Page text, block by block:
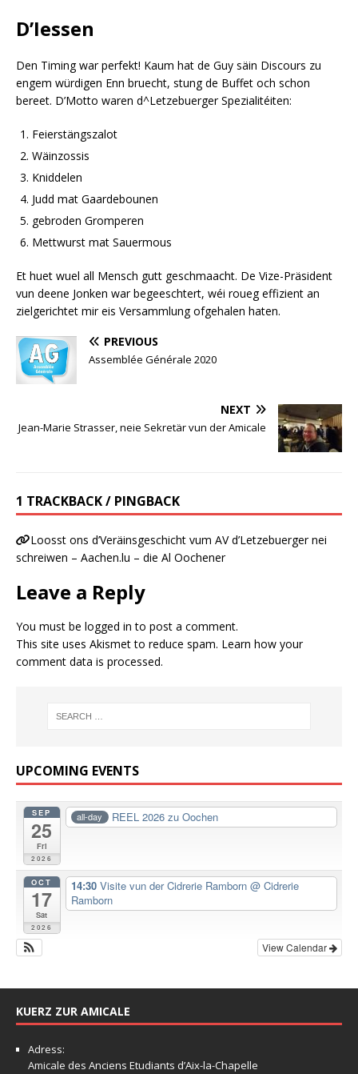
D’Iessen
Den Timing war perfekt! Kaum hat de Guy säin Discours zu
engem würdigen Enn bruecht, stung de Buffet och schon
bereet. D’Motto waren d^Letzebuerger Spezialitéiten:
Feierstängszalot
Wäinzossis
Kniddelen
Judd mat Gaardebounen
gebroden Gromperen
Mettwurst mat Sauermous
Et huet wuel all Mensch gutt geschmaacht. De Vize-Präsident
vun deene Jonken war begeeschtert, wéi roueg effizient an
zielgerichtet mir eis Versammlung ofgehalen haten.
PREVIOUS
Assemblée Générale 2020
NEXT
Jean-Marie Strasser, neie Sekretär vun der Amicale
1 TRACKBACK / PINGBACK
Loosst ons d’Veräinsgeschicht vum AV d’Letzebuerger nei
schreiwen – Aachen.lu – die Al Oochener
Leave a Reply
You must be logged in to post a comment.
This site uses Akismet to reduce spam. Learn how your
comment data is processed.
UPCOMING EVENTS
SEP
25
Fri
2026
all-day REEL 2026 zu Oochen
OCT
17
Sat
2026
14:30 Visite vun der Cidrerie Ramborn @ Cidrerie
Ramborn
View Calendar
KUERZ ZUR AMICALE
Adress:
Amicale des Anciens Etudiants d’Aix-la-Chapelle